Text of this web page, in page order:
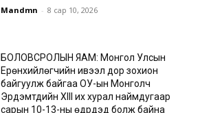
Mandmn - 8 сар 10, 2026
БОЛОВСРОЛЫН ЯАМ: Монгол Улсын
Ерөнхийлөгчийн ивээл дор зохион
байгуулж байгаа ОУ-ын Монголч
Эрдэмтдийн XIII их хурал наймдугаар
сарын 10-13-ны өдрүүдэд болж байна